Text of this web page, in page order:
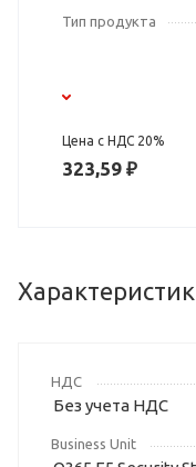
Тип продукта
Цена с НДС 20%
323,59 ₽
НДС
Без учета НДС
Business Unit